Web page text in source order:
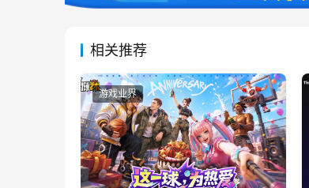
相关推荐
游戏业界